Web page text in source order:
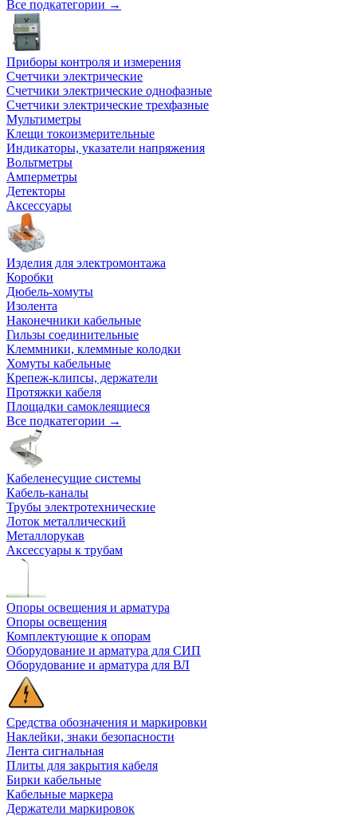
Все подкатегории →
Приборы контроля и измерения
Счетчики электрические
Счетчики электрические однофазные
Счетчики электрические трехфазные
Мультиметры
Клещи токоизмерительные
Индикаторы, указатели напряжения
Вольтметры
Амперметры
Детекторы
Аксессуары
Изделия для электромонтажа
Коробки
Дюбель-хомуты
Изолента
Наконечники кабельные
Гильзы соединительные
Клеммники, клеммные колодки
Хомуты кабельные
Крепеж-клипсы, держатели
Протяжки кабеля
Площадки самоклеящиеся
Все подкатегории →
Кабеленесущие системы
Кабель-каналы
Трубы электротехнические
Лоток металлический
Металлорукав
Аксессуары к трубам
Опоры освещения и арматура
Опоры освещения
Комплектующие к опорам
Оборудование и арматура для СИП
Оборудование и арматура для ВЛ
Средства обозначения и маркировки
Наклейки, знаки безопасности
Лента сигнальная
Плиты для закрытия кабеля
Бирки кабельные
Кабельные маркера
Держатели маркировок